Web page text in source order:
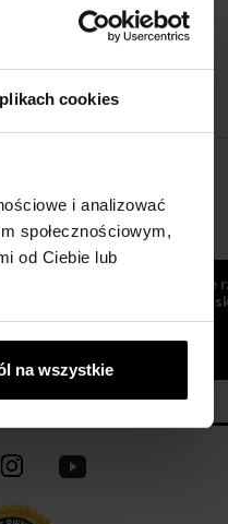
cookies
i analizować
społecznościowym,
od Ciebie lub
na wszystkie
trendy i inne wspaniałe
uzyskać, jeśli Zaczniesz
:)